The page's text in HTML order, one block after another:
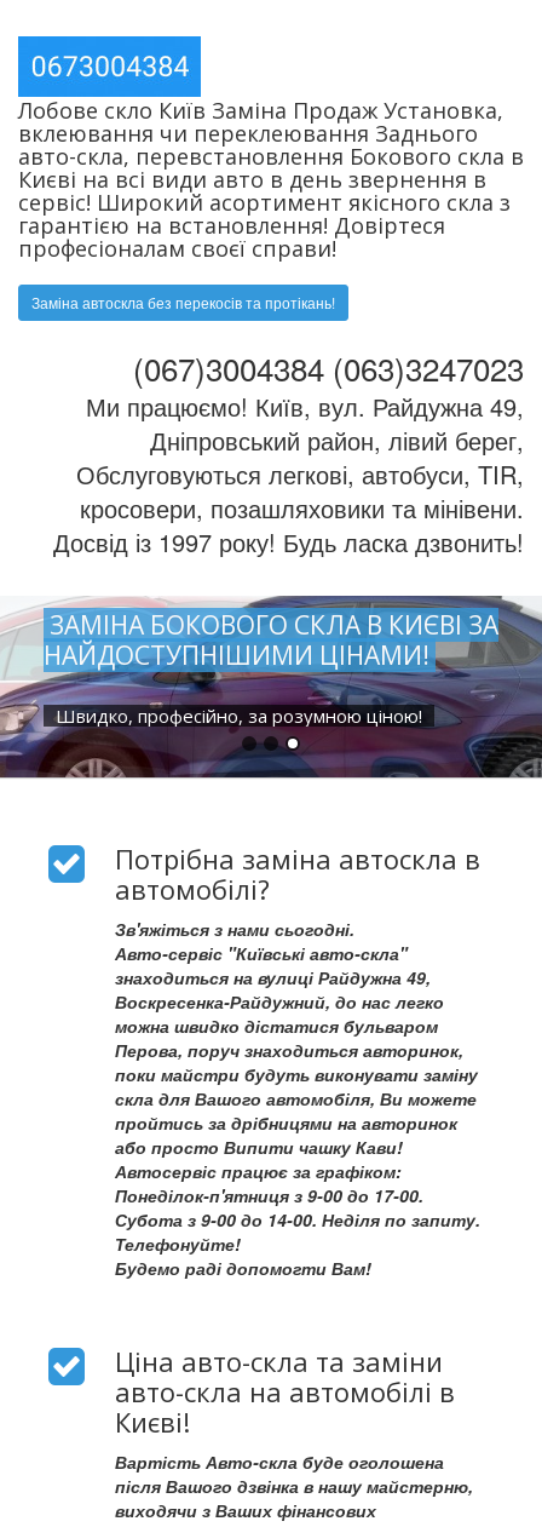
Лобове скло Київ Заміна Продаж Установка,
вклеювання чи переклеювання Заднього
авто-скла, перевстановлення Бокового скла в
Києві на всі види авто в день звернення в
сервіс! Широкий асортимент якісного скла з
гарантією на встановлення! Довіртеся
професіоналам своєї справи!
Заміна автоскла без перекосів та протікань!
(067)3004384 (063)3247023
Ми працюємо! Київ, вул. Райдужна 49,
Дніпровський район, лівий берег,
Обслуговуються легкові, автобуси, TIR,
кросовери, позашляховики та мінівени.
Досвід із 1997 року! Будь ласка дзвонить!
ЗАМІНА БОКОВОГО СКЛА В КИЄВІ ЗА
НАЙДОСТУПНІШИМИ ЦІНАМИ!
Швидко, професійно, за розумною ціною!
Потрібна заміна автоскла в
автомобілі?
Зв'яжіться з нами сьогодні.
Авто-сервіс "Київські авто-скла"
знаходиться на вулиці Райдужна 49,
Воскресенка-Райдужний, до нас легко
можна швидко дістатися бульваром
Перова, поруч знаходиться авторинок,
поки майстри будуть виконувати заміну
скла для Вашого автомобіля, Ви можете
пройтись за дрібницями на авторинок
або просто Випити чашку Кави!
Автосервіс працює за графіком:
Понеділок-п'ятниця з 9-00 до 17-00.
Субота з 9-00 до 14-00. Неділя по запиту.
Телефонуйте!
Будемо раді допомогти Вам!
Ціна авто-скла та заміни
авто-скла на автомобілі в
Києві!
Вартість Авто-скла буде оголошена
після Вашого дзвінка в нашу майстерню,
виходячи з Ваших фінансових